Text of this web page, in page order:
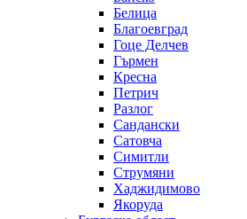
Белица
Благоевград
Гоце Делчев
Гърмен
Кресна
Петрич
Разлог
Сандански
Сатовча
Симитли
Струмяни
Хаджидимово
Якоруда